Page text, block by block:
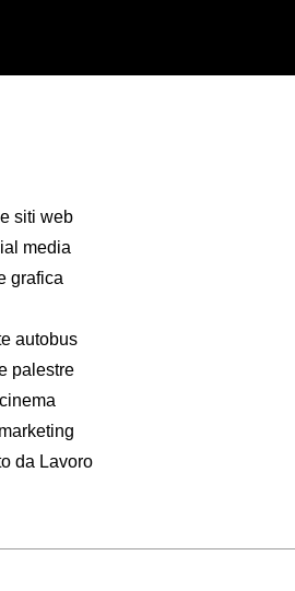
siti web
media
grafica
autobus
palestre
da Lavoro